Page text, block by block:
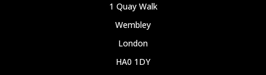
1 Quay Walk
Wembley
London
HA0 1DY